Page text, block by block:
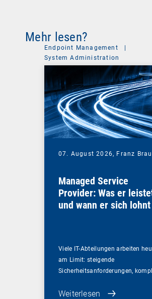
Mehr lesen?
Endpoint Management
|
System Administration
07. August 2026, Franz
Managed Service
Provider: Was er
und wann er sich lohnt
Viele IT-Abteilungen arbeiten
am Limit: steigende
Sicherheitsanforderungen,
Weiterlesen